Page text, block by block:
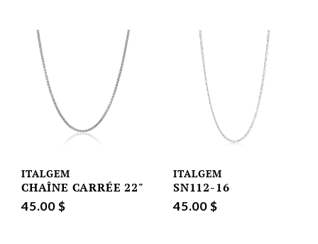
ITALGEM
CHAÎNE CARRÉE 22"
45.00 $
ITALGEM
SN112-16
45.00 $